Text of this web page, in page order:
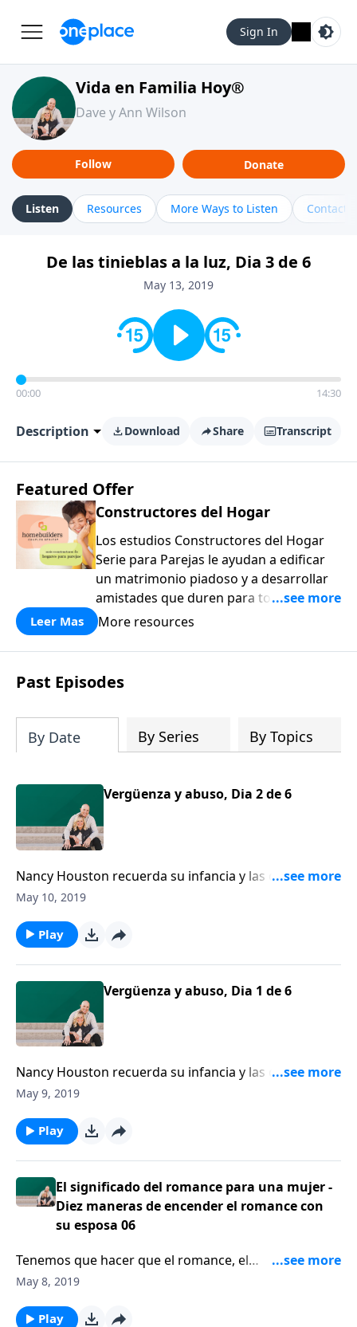
Sign In
Vida en Familia Hoy®
Dave y Ann Wilson
Follow Donate
Listen Resources More Ways to Listen Contact
De las tinieblas a la luz, Dia 3 de 6
May 13, 2019
00:00 14:30
Description Download Share Transcript
Featured Offer
Constructores del Hogar
Los estudios Constructores del Hogar
Serie para Parejas le ayudan a edificar
un matrimonio piadoso y a desarrollar
amistades que duren para toda la vida.
¡Únase a uno de los estudios de grupos
a casa los principios de la Palabra de
Dios para compartirlos con su familia,
su iglesia y su comunidad!
Leer Mas More resources
Past Episodes
By Date By Series By Topics
Vergüenza y abuso, Dia 2 de 6
Nancy Houston recuerda su infancia y las dificultades
de crecer en un hogar no cristiano con un padre
postraumático. Houston recuerda a los oyentes:
“Dios está a favor de usted y el abuso jamás está
bien”.
May 10, 2019
Play
Vergüenza y abuso, Dia 1 de 6
Nancy Houston recuerda su infancia y las dificultades
de crecer en un hogar no cristiano con un padre
postraumático. Houston recuerda a los oyentes:
“Dios está a favor de usted y el abuso jamás está
May 9, 2019
Play
El significado del romance para una mujer -
Diez maneras de encender el romance con
su esposa 06
Tenemos que hacer que el romance, el
compañerismo y el tiempo juntos se conviertan en
deliberada, requiere esfuerzo y requiere dirección.
May 8, 2019
Play